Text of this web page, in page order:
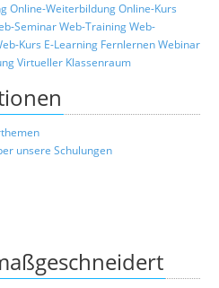
Online-WeiterbildungOnline-Kurs
SeminarWeb-TrainingWeb-
Kurs E-Learning FernlernenWebinar
Virtueller Klassenraum
unsere Schulungen